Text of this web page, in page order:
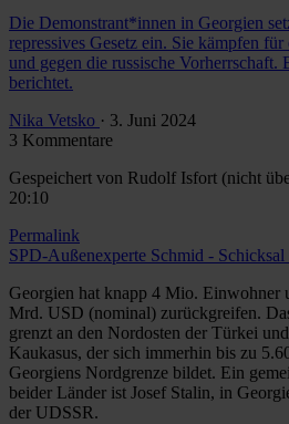
Die Demonstrant*innen in Georgien
repressives Gesetz ein. Sie kämpfen
und gegen die russische
berichtet.
Nika Vetsko · 3. Juni 2024
3 Kommentare
Gespeichert von Rudolf Isfort (nicht
20:10
Permalink
SPD-Außenexperte Schmid - Schicksal
Georgien hat knapp 4 Mio. Einwohner
Mrd. USD (nominal) zurückgreifen.
grenzt an den Nordosten der Türkei
Kaukasus, der sich immerhin bis zu
Georgiens Nordgrenze bildet. Ein
beider Länder ist Josef Stalin, in
der UDSSR.